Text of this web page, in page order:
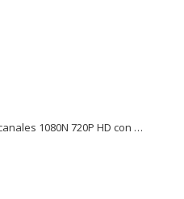
XVR de 16 canales 1080N 720P HD con vision por internet XVR4116HS